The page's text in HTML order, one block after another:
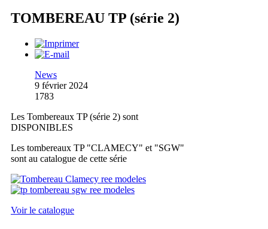
TOMBEREAU TP (série 2)
News
9 février 2024
1783
Les Tombereaux TP (série 2) sont
DISPONIBLES
Les tombereaux TP "CLAMECY" et "SGW"
sont au catalogue de cette série
Voir le catalogue